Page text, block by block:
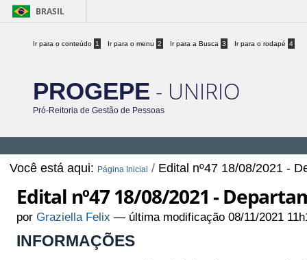
BRASIL
Ir para o conteúdo 1 Ir para o menu 2 Ir para a Busca 3 Ir para o rodapé 4
PROGEPE - UNIRIO
Pró-Reitoria de Gestão de Pessoas
Você está aqui: Página Inicial / Edital nº47 18/08/2021 -
Edital nº47 18/08/2021 -
porGraziella Felix — última modificação 08/11/2021
INFORMAÇÕES